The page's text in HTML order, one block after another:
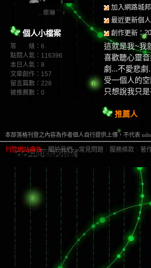
﹎棐琳﹊♀
個人小檔案
等 級：6
點閱人氣：116396
本日人氣：8
文章創作：157
留言篇數：228
被推薦數： 0
加入網路城
最近更新個
創作更新：
這就是我~我
喜歡聽心靈
劇...不愛悲
受一個人的
只想說我只
推薦人
本部落格刊登之內容為作者個人自行提供上傳，不代表 udn
刊登網站廣告︱ 關於我們︱常見問題 服務條款 著